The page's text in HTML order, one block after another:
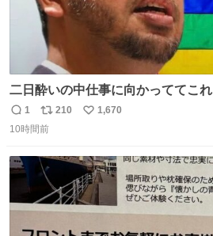
二日酔いの中仕事に向かっててこれ
返
信
1
リ
ポ
ト
数
210
い
数
1,670
10時間前